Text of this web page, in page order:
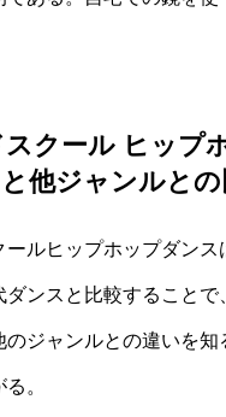
クール ヒップ
と他ジャンルとの
ールヒップホップダンス
ダンスと比較することで
のジャンルとの違いを知
。